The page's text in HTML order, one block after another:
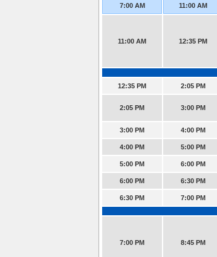
7:00 AM 11:00 AM
11:00 AM 12:35 PM
12:35 PM
2:05 PM
2:05 PM 3:00 PM
3:00 PM 4:00 PM
4:00 PM 5:00 PM
5:00 PM 6:00 PM
6:00 PM 6:30 PM
6:30 PM 7:00 PM
7:00 PM 8:45 PM